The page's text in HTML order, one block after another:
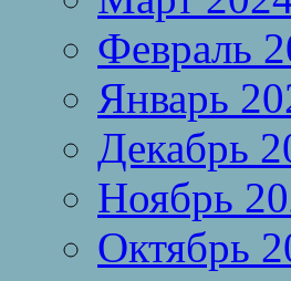
Февраль
Январь
Декабрь
Ноябрь
Октябрь